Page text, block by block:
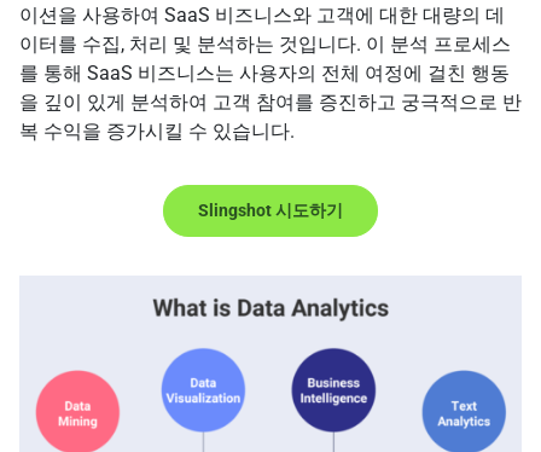
이션을 사용하여 SaaS 비즈니스와 고객에 대한 대량의 데
이터를 수집, 처리 및 분석하는 것입니다. 이 분석 프로세스
를 통해 SaaS 비즈니스는 사용자의 전체 여정에 걸친 행동
을 깊이 있게 분석하여 고객 참여를 증진하고 궁극적으로 반
복 수익을 증가시킬 수 있습니다.
Slingshot 시도하기